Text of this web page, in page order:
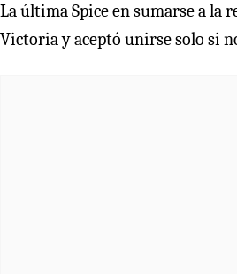
La última Spice en sumarse a la
Victoria y aceptó unirse solo si